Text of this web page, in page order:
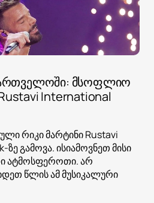
მსოფლიო
International
რიკი მარტინი Rustavi
გამოვა. ისიამოვნეთ მისი
ატმოსფეროთი. არ
წლის ამ მუსიკალური